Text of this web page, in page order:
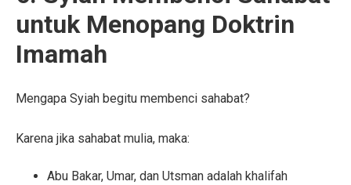
untuk Menopang Doktrin
Imamah
Mengapa Syiah begitu membenci sahabat?
Karena jika sahabat mulia, maka:
Abu Bakar, Umar, dan Utsman adalah khalifah